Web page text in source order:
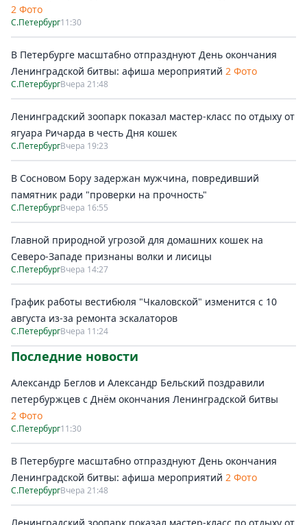
2 Фото
С.Петербург11:30
В Петербурге масштабно отпразднуют День окончания
Ленинградской битвы: афиша мероприятий 2 Фото
С.ПетербургВчера 21:48
Ленинградский зоопарк показал мастер-класс по отдыху от
ягуара Ричарда в честь Дня кошек
С.ПетербургВчера 19:23
В Сосновом Бору задержан мужчина, повредивший
памятник ради "проверки на прочность"
С.ПетербургВчера 16:55
Главной природной угрозой для домашних кошек на
Северо-Западе признаны волки и лисицы
С.ПетербургВчера 14:27
График работы вестибюля "Чкаловской" изменится с 10
августа из-за ремонта эскалаторов
С.ПетербургВчера 11:24
Последние новости
Александр Беглов и Александр Бельский поздравили
петербуржцев с Днём окончания Ленинградской битвы
2 Фото
С.Петербург11:30
В Петербурге масштабно отпразднуют День окончания
Ленинградской битвы: афиша мероприятий 2 Фото
С.ПетербургВчера 21:48